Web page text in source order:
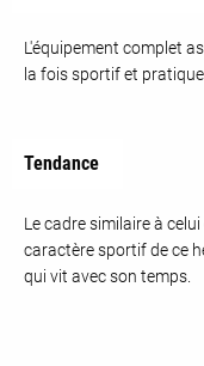
L'équipement complet
la fois sportif et
Tendance
Le cadre similaire à
caractère sportif de ce
qui vit avec son temps.